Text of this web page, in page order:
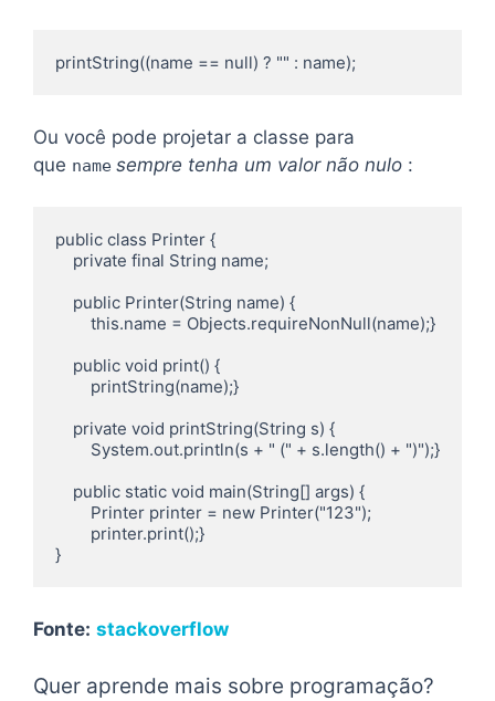
printString((name == null) ? "" : name);
Ou você pode projetar a classe para
que name sempre tenha um valor não nulo :
public class Printer {
}
Fonte: stackoverflow
Quer aprende mais sobre programação?